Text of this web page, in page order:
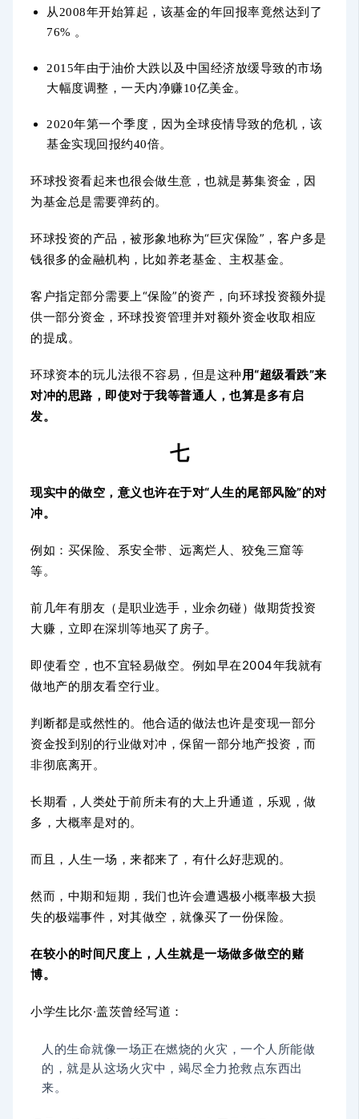
从2008年开始算起，该基金的年回报率竟然达到了
76% 。
2015年由于油价大跌以及中国经济放缓导致的市场
大幅度调整，一天内净赚10亿美金。
2020年第一个季度，因为全球疫情导致的危机，该
基金实现回报约40倍。
环球投资看起来也很会做生意，也就是募集资金，因
为基金总是需要弹药的。
环球投资的产品，被形象地称为“巨灾保险”，客户多是
钱很多的金融机构，比如养老基金、主权基金。
客户指定部分需要上“保险”的资产，向环球投资额外提
供一部分资金，环球投资管理并对额外资金收取相应
的提成。
环球资本的玩儿法很不容易，但是这种用“超级看跌”来
对冲的思路，即使对于我等普通人，也算是多有启
发。
七
现实中的做空，意义也许在于对“人生的尾部风险”的对
冲。
例如： 买保险、系安全带、远离烂人、狡兔三窟等
等。
前几年有朋友（是职业选手，业余勿碰）做期货投资
大赚，立即在深圳等地买了房子。
即使看空，也不宜轻易做空。例如早在2004年我就有
做地产的朋友看空行业。
判断都是或然性的。他合适的做法也许是变现一部分
资金投到别的行业做对冲，保留一部分地产投资，而
非彻底离开。
长期看，人类处于前所未有的大上升通道，乐观，做
多，大概率是对的。
而且，人生一场，来都来了，有什么好悲观的。
然而，中期和短期，我们也许会遭遇极小概率极大损
失的极端事件，对其做空，就像买了一份保险。
在较小的时间尺度上，人生就是一场做多做空的赌
博。
小学生比尔·盖茨曾经写道：
人的生命就像一场正在燃烧的火灾，一个人所能做
的，就是从这场火灾中，竭尽全力抢救点东西出
来。